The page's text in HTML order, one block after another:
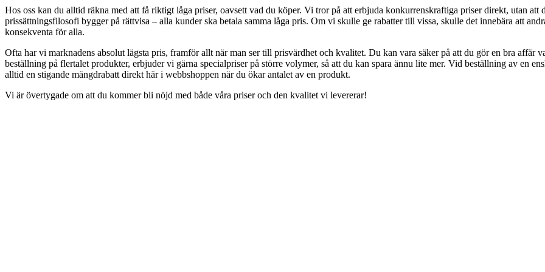
Hos oss kan du alltid räkna med att få riktigt låga priser, oavsett vad du köper. Vi tror på att erbjuda konkurrenskraftiga priser direkt, utan att
prissättningsfilosofi bygger på rättvisa – alla kunder ska betala samma låga pris. Om vi skulle ge rabatter till vissa, skulle det innebära att
konsekventa för alla.
Ofta har vi marknadens absolut lägsta pris, framför allt när man ser till prisvärdhet och kvalitet. Du kan vara säker på att du gör en bra affär
beställning på flertalet produkter, erbjuder vi gärna specialpriser på större volymer, så att du kan spara ännu lite mer. Vid beställning av en
alltid en stigande mängdrabatt direkt här i webbshoppen när du ökar antalet av en produkt.
Vi är övertygade om att du kommer bli nöjd med både våra priser och den kvalitet vi levererar!